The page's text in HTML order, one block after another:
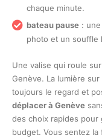
chaque minute.
bateau pause :
photo et un souffle
Une valise qui roule
Genève. La lumière
toujours le regard et
déplacer à Genève
des choix rapides pour
budget. Vous sentez